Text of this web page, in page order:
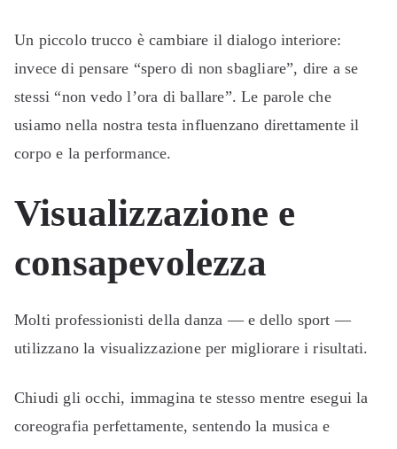
Un piccolo trucco è cambiare il dialogo interiore:
invece di pensare “spero di non sbagliare”, dire a se
stessi “non vedo l’ora di ballare”. Le parole che
usiamo nella nostra testa influenzano direttamente il
corpo e la performance.
Visualizzazione e
consapevolezza
Molti professionisti della danza — e dello sport —
utilizzano la visualizzazione per migliorare i risultati.
Chiudi gli occhi, immagina te stesso mentre esegui la
coreografia perfettamente, sentendo la musica e